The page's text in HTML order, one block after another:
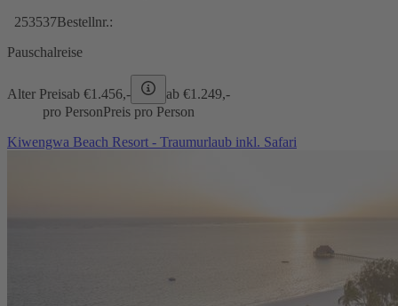
253537Bestellnr.:
Pauschalreise
Alter Preisab €1.456,- ab €1.249,-
pro PersonPreis pro Person
Kiwengwa Beach Resort - Traumurlaub inkl. Safari